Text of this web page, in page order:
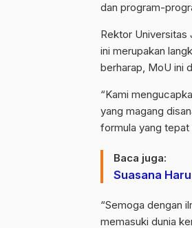
dan program-
Rektor Universitas
ini merupakan
berharap, MoU ini
“Kami
yang magang
formula yang tepat
Baca juga:
Suasana
“Semoga dengan
memasuki dunia